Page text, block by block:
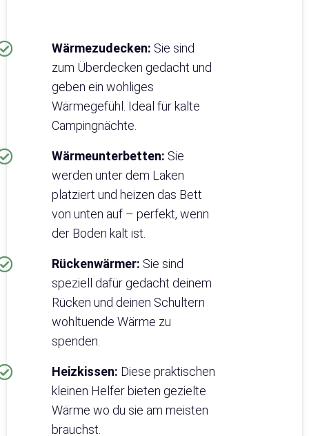
Wärmezudecken: Sie sind
zum Überdecken gedacht und
geben ein wohliges
Wärmegefühl. Ideal für kalte
Campingnächte.
Wärmeunterbetten: Sie
werden unter dem Laken
platziert und heizen das Bett
von unten auf – perfekt, wenn
der Boden kalt ist.
Rückenwärmer: Sie sind
speziell dafür gedacht deinem
Rücken und deinen Schultern
wohltuende Wärme zu
spenden.
Heizkissen: Diese praktischen
kleinen Helfer bieten gezielte
Wärme wo du sie am meisten
brauchst.